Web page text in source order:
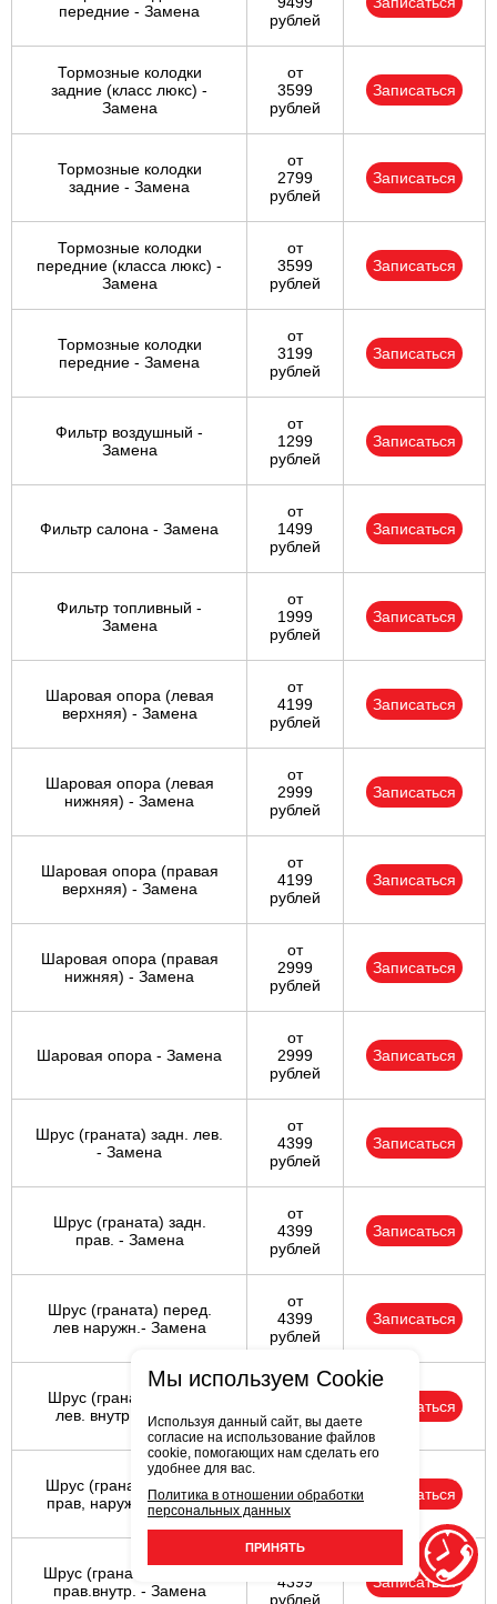
передние - Замена
рублей
Тормозные колодки
задние (класс люкс) -
Замена
от
3599
рублей
Записаться
Тормозные колодки
задние - Замена
от
2799
рублей
Записаться
Тормозные колодки
передние (класса люкс) -
Замена
от
3599
рублей
Записаться
Тормозные колодки
передние - Замена
от
3199
рублей
Записаться
Фильтр воздушный -
Замена
от
1299
рублей
Записаться
Фильтр салона - Замена
от
1499
рублей
Записаться
Фильтр топливный -
Замена
от
1999
рублей
Записаться
Шаровая опора (левая
верхняя) - Замена
от
4199
рублей
Записаться
Шаровая опора (левая
нижняя) - Замена
от
2999
рублей
Записаться
Шаровая опора (правая
верхняя) - Замена
от
4199
рублей
Записаться
Шаровая опора (правая
нижняя) - Замена
от
2999
рублей
Записаться
Шаровая опора - Замена
от
2999
рублей
Записаться
Шрус (граната) задн. лев.
- Замена
от
4399
рублей
Записаться
Шрус (граната) задн.
прав. - Замена
от
4399
рублей
Записаться
Шрус (граната) перед.
лев наружн.- Замена
от
4399
рублей
Записаться
Шрус (граната) перед.
лев. внутр. - Замена
от
рублей
Записаться
Шрус (граната) передн
прав, наружн.- Замена
4399
рублей
Записаться
Шрус (граната) передн.
прав.внутр. - Замена
от
4399
рублей
Записаться
Мы используем Cookie
Используя данный сайт, вы даете
согласие на использование файлов
cookie, помогающих нам сделать его
удобнее для вас.
Политика в отношении обработки
персональных данных
ПРИНЯТЬ